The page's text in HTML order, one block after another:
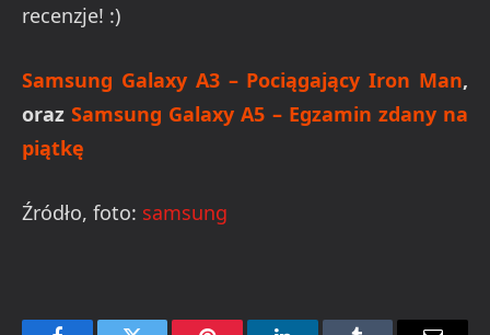
recenzje! :)
Samsung Galaxy A3 – Pociągający Iron Man,
orazSamsung Galaxy A5 – Egzamin zdany na
piątkę
Źródło, foto: samsung